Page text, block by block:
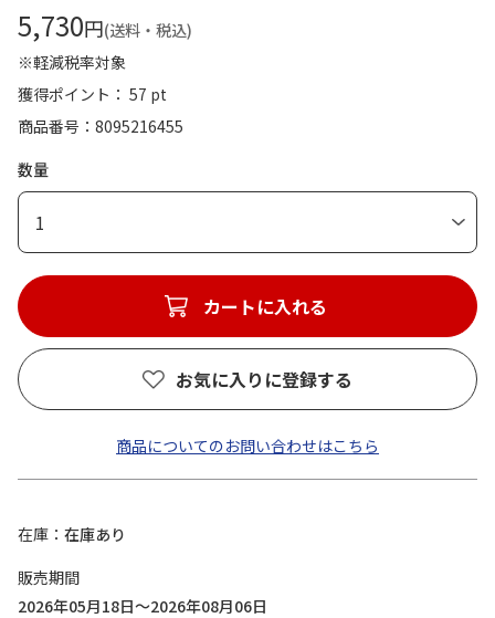
5,730円(送料・税込)
※軽減税率対象
獲得ポイント： 57 pt
商品番号
8095216455
数量
1
カートに入れる
お気に入りに登録する
商品についてのお問い合わせはこちら
在庫
在庫あり
販売期間
2026年05月18日～2026年08月06日